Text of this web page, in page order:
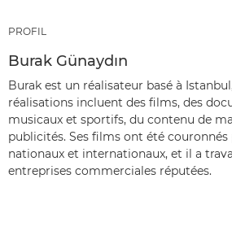
PROFIL
Burak Günaydın
Burak est un réalisateur basé à
réalisations incluent des films, des
musicaux et sportifs, du contenu de
publicités. Ses films ont été couronnés
nationaux et internationaux, et il a
entreprises commerciales réputées.